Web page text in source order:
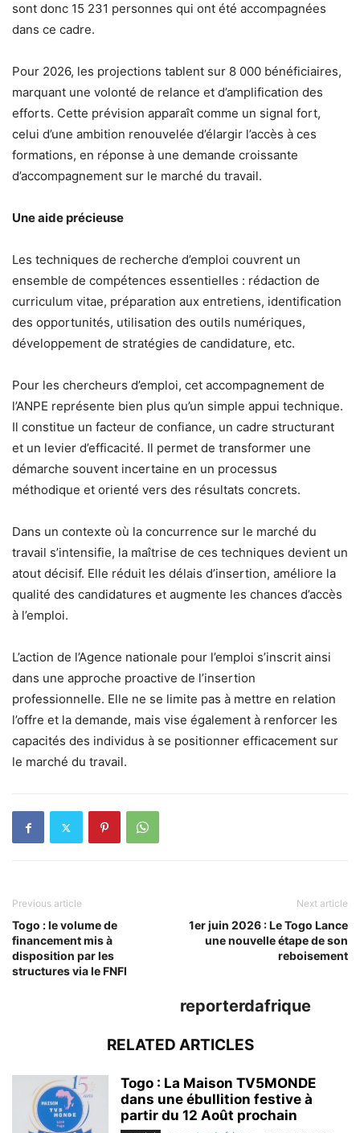
sont donc 15 231 personnes qui ont été accompagnées
dans ce cadre.
Pour 2026, les projections tablent sur 8 000 bénéficiaires,
marquant une volonté de relance et d’amplification des
efforts. Cette prévision apparaît comme un signal fort,
celui d’une ambition renouvelée d’élargir l’accès à ces
formations, en réponse à une demande croissante
d’accompagnement sur le marché du travail.
Une aide précieuse
Les techniques de recherche d’emploi couvrent un
ensemble de compétences essentielles : rédaction de
curriculum vitae, préparation aux entretiens, identification
des opportunités, utilisation des outils numériques,
développement de stratégies de candidature, etc.
Pour les chercheurs d’emploi, cet accompagnement de
l’ANPE représente bien plus qu’un simple appui technique.
Il constitue un facteur de confiance, un cadre structurant
et un levier d’efficacité. Il permet de transformer une
démarche souvent incertaine en un processus
méthodique et orienté vers des résultats concrets.
Dans un contexte où la concurrence sur le marché du
travail s’intensifie, la maîtrise de ces techniques devient un
atout décisif. Elle réduit les délais d’insertion, améliore la
qualité des candidatures et augmente les chances d’accès
à l’emploi.
L’action de l’Agence nationale pour l’emploi s’inscrit ainsi
dans une approche proactive de l’insertion
professionnelle. Elle ne se limite pas à mettre en relation
l’offre et la demande, mais vise également à renforcer les
capacités des individus à se positionner efficacement sur
le marché du travail.
Previous article
Togo : le volume de
financement mis à
disposition par les
structures via le FNFI
Next article
1er juin 2026 : Le Togo Lance
une nouvelle étape de son
reboisement
reporterdafrique
RELATED ARTICLES
Togo : La Maison TV5MONDE
dans une ébullition festive à
partir du 12 Août prochain